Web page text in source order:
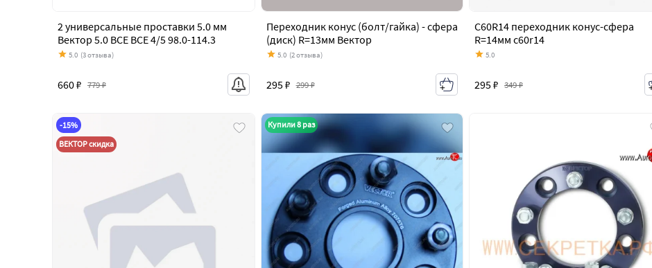
2 универсальные проставки 5.0 мм
Вектор 5.0 ВСЕ ВСЕ 4/5 98.0-114.3
5.0 (3 отзыва)
660 ₽ 779 ₽
Переходник конус (болт/гайка) - сфера
(диск) R=13мм Вектор
5.0 (2 отзыва)
295 ₽ 299 ₽
C60R14 переходник конус-сфера
R=14мм c60r14
5.0
295 ₽ 349 ₽
-15%
ВЕКТОР скидка
Купили 8 раз